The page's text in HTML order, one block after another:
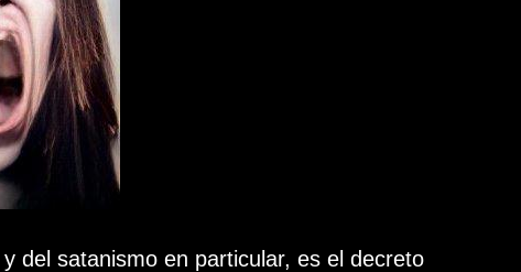
del satanismo en particular, es el decreto